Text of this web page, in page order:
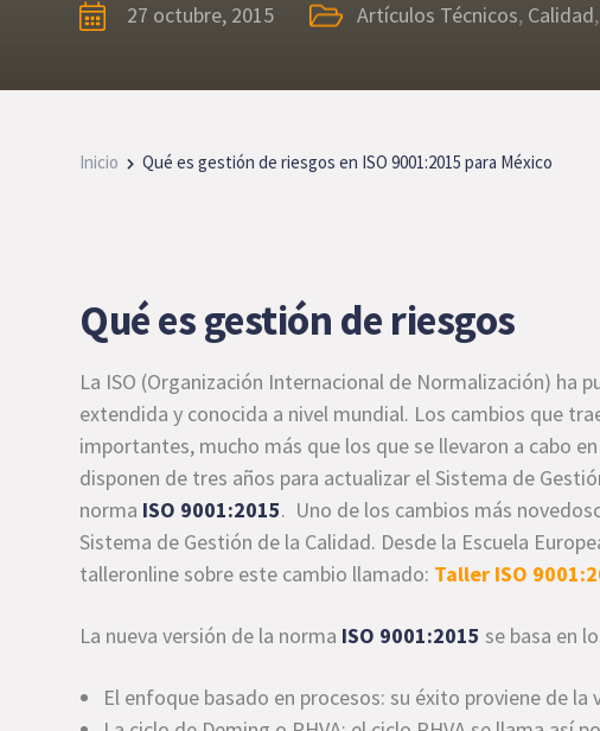
27 octubre, 2015 Artículos Técnicos, Calidad,
Inicio Qué es gestión de riesgos en ISO 9001:2015 para México
Qué es gestión de riesgos
La ISO (Organización Internacional de Normalización) ha
extendida y conocida a nivel mundial. Los cambios que
importantes, mucho más que los que se llevaron a cabo
disponen de tres años para actualizar el Sistema de
norma ISO 9001:2015. Uno de los cambios más
Sistema de Gestión de la Calidad. Desde la Escuela
talleronline sobre este cambio llamado: Taller ISO
La nueva versión de la norma ISO 9001:2015 se basa en
El enfoque basado en procesos: su éxito proviene de la